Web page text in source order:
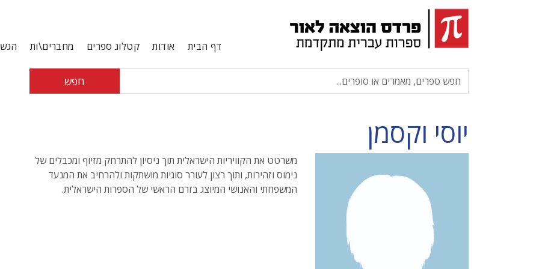
דף הבית אודות קטלוג ספרים מחברים\ות
חפש
יוסי וקסמן
משרטט את הקוויריות הישראלית תוך ניסיון להתרחק מזיוף ומכבלים של
נימוס וזהירות, ותוך רצון לעורר סוגיות מושתקות ולהרחיב את המנעד
המשפחתי והאנושי המיוצג בזרם הראשי של הספרות הישראלית.